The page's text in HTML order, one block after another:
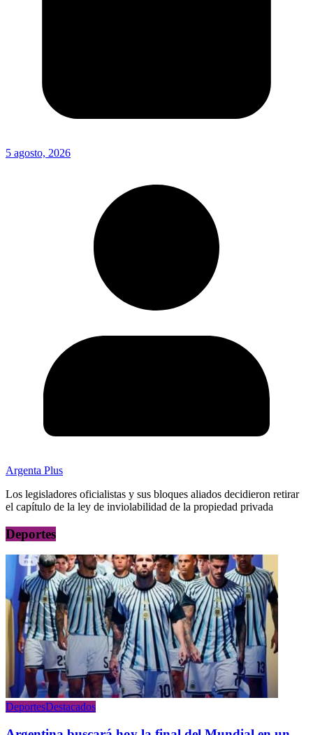
5 agosto, 2026
Argenta Plus
Los legisladores oficialistas y sus bloques aliados decidieron retirar
el capítulo de la ley de inviolabilidad de la propiedad privada
Deportes
DeportesDestacados